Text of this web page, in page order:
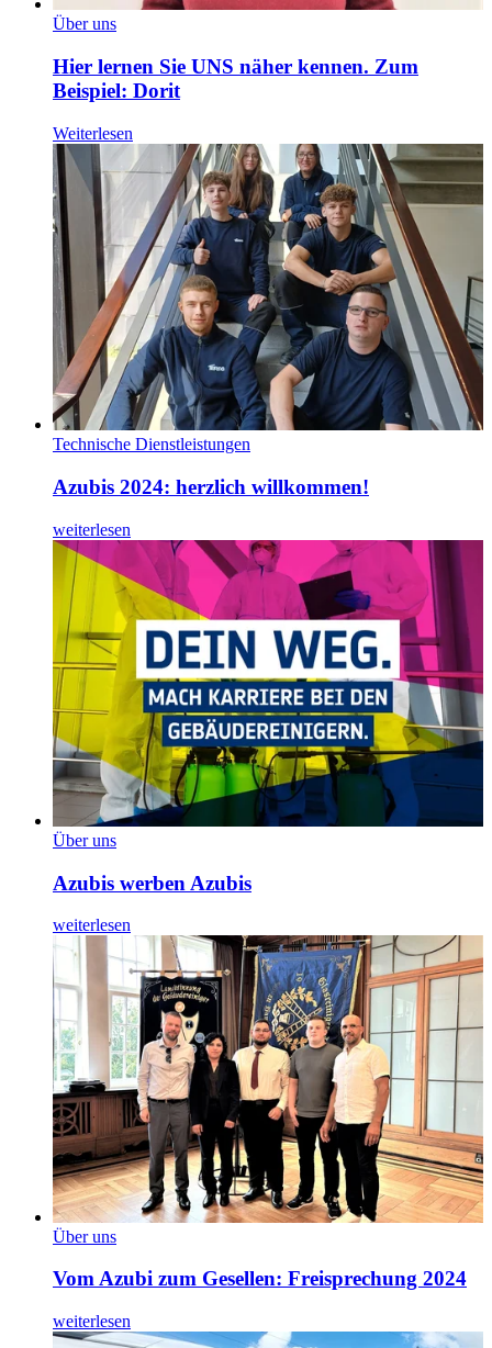
Über uns
Hier lernen Sie UNS näher kennen. Zum
Beispiel: Dorit
Weiterlesen
Technische Dienstleistungen
Azubis 2024: herzlich willkommen!
weiterlesen
Über uns
Azubis werben Azubis
weiterlesen
Über uns
Vom Azubi zum Gesellen: Freisprechung 2024
weiterlesen